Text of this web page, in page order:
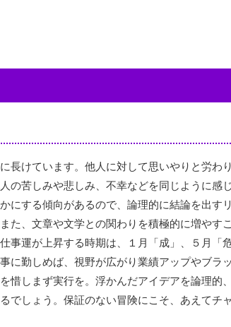
長けています。他人に対して思いやりと労わ
の苦しみや悲しみ、不幸などを同じように感
にする傾向があるので、論理的に結論を出す
た、文章や文学との関わりを積極的に増やす
事運が上昇する時期は、１月「成」、５月「
に勤しめば、視野が広がり業績アップやブラ
惜しまず実行を。浮かんだアイデアを論理的
でしょう。保証のない冒険にこそ、あえてチ